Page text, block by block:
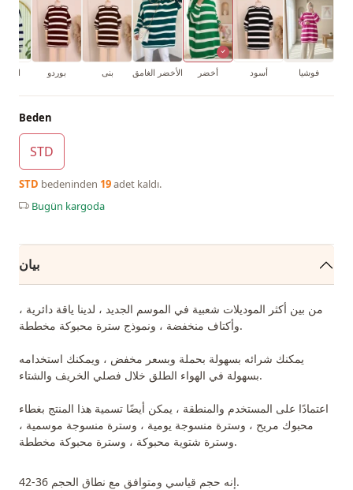
بوردو بنى الأخضر الغامق أخضر أسود فوشيا
Beden
STD
STD bedeninden 19adet kaldı.
Bugün kargoda
بيان
من بين أكثر الموديلات شعبية في الموسم الجديد ، لدينا ياقة دائرية ،
وأكتاف منخفضة ، ونموذج سترة محبوكة مخططة.
يمكنك شرائه بسهولة بحملة وبسعر مخفض ، ويمكنك استخدامه
بسهولة في الهواء الطلق خلال فصلي الخريف والشتاء.
اعتمادًا على المستخدم والمنطقة ، يمكن أيضًا تسمية هذا المنتج بغطاء
محبوك مريح ، وسترة منسوجة يومية ، وسترة منسوجة موسمية ،
وسترة شتوية محبوكة ، وسترة محبوكة مخططة.
إنه حجم قياسي ومتوافق مع نطاق الحجم 36-42.